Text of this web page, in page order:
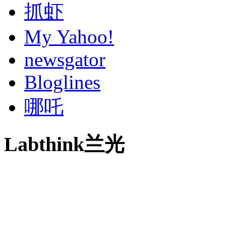
抓虾
My Yahoo!
newsgator
Bloglines
哪吒
Labthink兰光